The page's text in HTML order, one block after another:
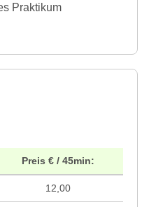
Praktikum
Preis € / 45min:
12,00